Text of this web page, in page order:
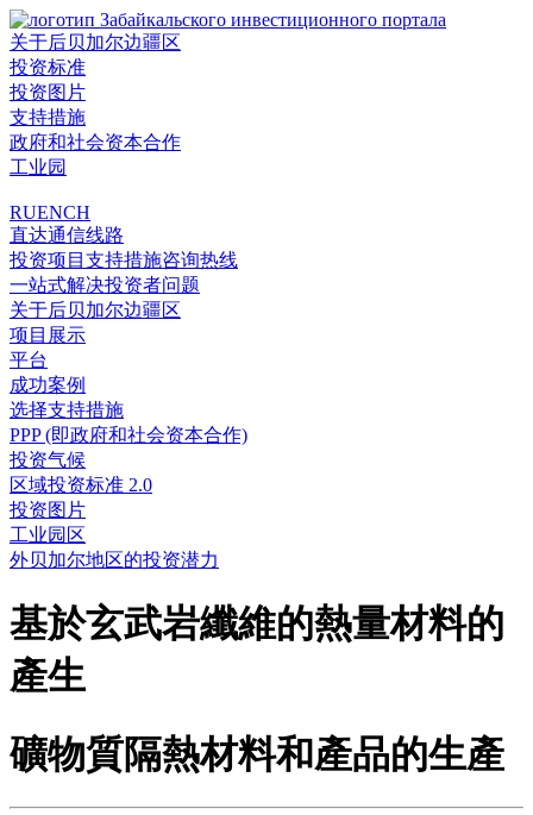
关于后贝加尔边疆区
投资标准
投资图片
支持措施
政府和社会资本合作
工业园
RUENCH
直达通信线路
投资项目支持措施咨询热线
一站式解决投资者问题
关于后贝加尔边疆区
项目展示
平台
成功案例
选择支持措施
PPP (即政府和社会资本合作)
投资气候
区域投资标准 2.0
投资图片
工业园区
外贝加尔地区的投资潜力
基於玄武岩纖維的熱量材料的
產生
礦物質隔熱材料和產品的生產